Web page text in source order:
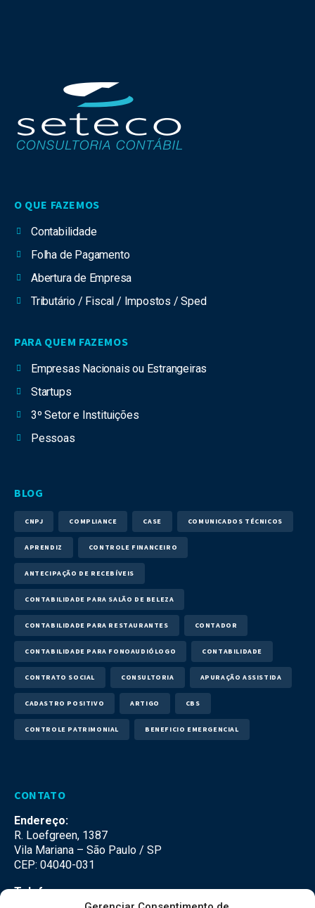
O QUE FAZEMOS
Contabilidade
Folha de Pagamento
Abertura de Empresa
Tributário / Fiscal / Impostos / Sped
PARA QUEM FAZEMOS
Empresas Nacionais ou Estrangeiras
Startups
3º Setor e Instituições
Pessoas
BLOG
CNPJ COMPLIANCE CASE COMUNICADOS TÉCNICOS
APRENDIZ CONTROLE FINANCEIRO
ANTECIPAÇÃO DE RECEBÍVEIS
CONTABILIDADE PARA SALÃO DE BELEZA
CONTABILIDADE PARA RESTAURANTES CONTADOR
CONTABILIDADE PARA FONOAUDIÓLOGO CONTABILIDADE
CONTRATO SOCIAL CONSULTORIA APURAÇÃO ASSISTIDA
CADASTRO POSITIVO ARTIGO CBS
CONTROLE PATRIMONIAL BENEFICIO EMERGENCIAL
CONTATO
Endereço:
R. Loefgreen, 1387
Vila Mariana – São Paulo / SP
CEP: 04040-031
Telefone: